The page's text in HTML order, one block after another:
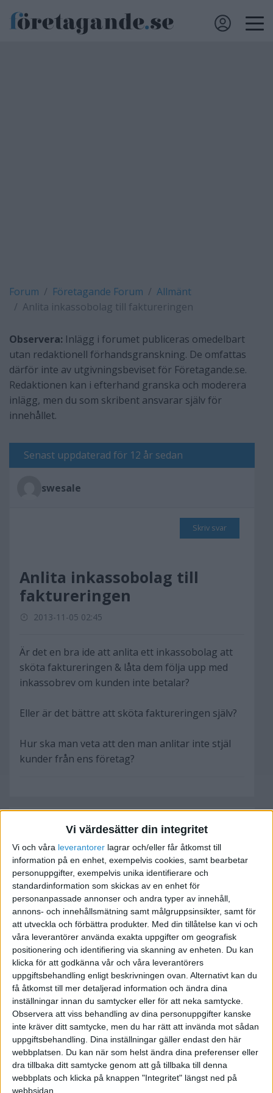
Vi värdesätter din integritet
Vi och våra leverantorer lagrar och/eller får åtkomst till
information på en enhet, exempelvis cookies, samt bearbetar
personuppgifter, exempelvis unika identifierare och
standardinformation som skickas av en enhet för
personanpassade annonser och andra typer av innehåll,
annons- och innehållsmätning samt målgruppsinsikter, samt för
att utveckla och förbättra produkter. Med din tillåtelse kan vi och
våra leverantörer använda exakta uppgifter om geografisk
positionering och identifiering via skanning av enheten. Du kan
klicka för att godkänna vår och våra leverantörers
uppgiftsbehandling enligt beskrivningen ovan. Alternativt kan du
få åtkomst till mer detaljerad information och ändra dina
inställningar innan du samtycker eller för att neka samtycke.
Observera att viss behandling av dina personuppgifter kanske
inte kräver ditt samtycke, men du har rätt att invända mot sådan
uppgiftsbehandling. Dina inställningar gäller endast den här
webbplatsen. Du kan när som helst ändra dina preferenser eller
dra tillbaka ditt samtycke genom att gå tillbaka till denna
webbplats och klicka på knappen "Integritet" längst ned på
webbsidan.
Forum Företagande Forum
Allmänt
Anlita inkassobolag till faktureringen
Observera: Inlägg i forumet publiceras omedelbart
utan redaktionell förhandsgranskning. De omfattas
därför inte av utgivningsbeviset för Företagande.se.
Redaktionen kan i efterhand granska och moderera
inlägg, men du som skribent ansvarar själv för
innehållet.
Senast uppdaterad för 12 år sedan
swesale
Skriv svar
Anlita inkassobolag till
faktureringen
2013-11-05 02:45
Är det en bra ide att anlita ett inkassobolag att
sköta faktureringen & låta dem följa upp med
inkassobrev om kunden inte betalar?
Eller är det bättre att sköta faktureringen själv?
Hur ska man veta att den man anlitar inte stjäl
kunder från ens företag?
Jan-E O
2013-11-07 18:20
Hur menar du stjäl kunder? Ett jobb måste
utföras och så länge faktureringsbolaget inte
jobbar med samma tjänst som du så är risken
inte stor. Verkar inte heller vara en hållbar
affärsidé.
Om du vill slippa faktureringen och få pengarna
inom några dagar och tycker det är värt några
procent av fakturan, ja då är svaret ja. Om du inte
vill hålla på med det kan ett inkassobolag vara
smart. Du får alltid dina pengar. I alla fall så länge
det inte blir en tvist om t ex jobbet inte är utfört
på rätt sätt.